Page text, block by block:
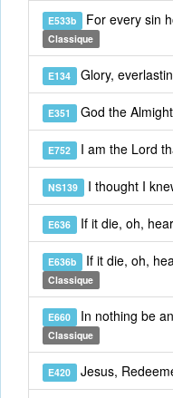
E533b For every sin
Classique
E134 Glory,
E351 God the
E752 I am the Lord
NS139 I thought I
E636 If it die, oh,
E636b If it die, oh,
Classique
E660 In nothing be
Classique
E420 Jesus,